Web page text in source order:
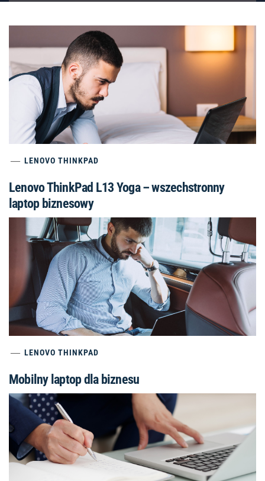
LENOVO THINKPAD
Lenovo ThinkPad L13 Yoga – wszechstronny
laptop biznesowy
LENOVO THINKPAD
Mobilny laptop dla biznesu